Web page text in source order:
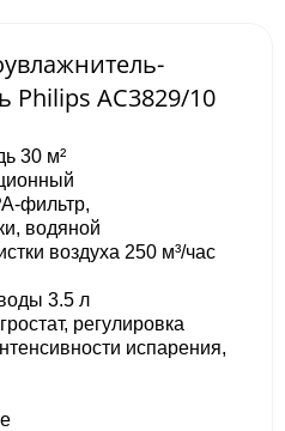
Philips AC3829/10
30 м²
фильтр,
водяной
воздуха 250 м³/час
3.5 л
регулировка
испарения,